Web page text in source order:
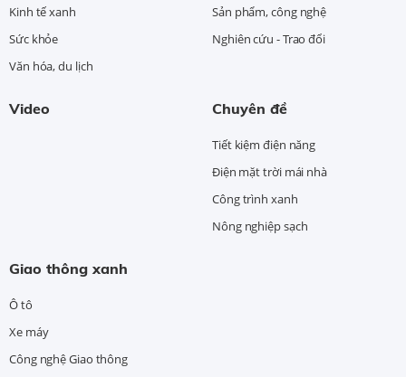
Kinh tế xanh
Sức khỏe
Văn hóa, du lịch
Sản phẩm, công nghệ
Nghiên cứu - Trao đổi
Video Chuyên đề
Tiết kiệm điện năng
Điện mặt trời mái nhà
Công trình xanh
Nông nghiệp sạch
Giao thông xanh
Ô tô
Xe máy
Công nghệ Giao thông